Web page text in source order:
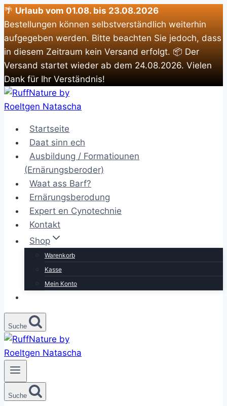
🌴 Urlaub vom 01.08. bis 23.08.2026
Bestellungen können selbstverständlich weiterhin
aufgegeben werden. Bitte beachten Sie jedoch, dass
in diesem Zeitraum kein Versand erfolgt. 📦 Der
Versand startet wieder ab dem 24.08.2026. Vielen
Dank für Ihr Verständnis!
Zum
Inhalt
Startseite
Daat sinn ech
Ausbildung / Formatiounen
(Ernärungsberoder)
Waat ass Barf?
Ernärungsberodung
Expert en Cynotechnie
Kontakt
Shop
Warenkorb
Kasse
Mein Konto
Suche
Suche